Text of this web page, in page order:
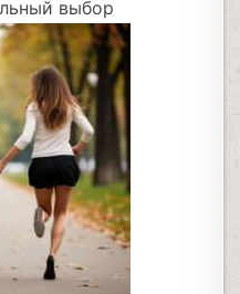
выбор